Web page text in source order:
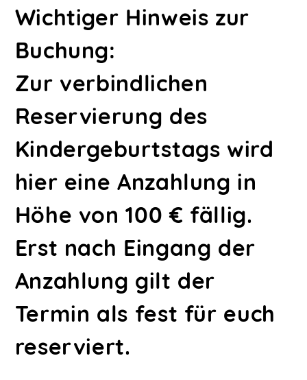
Wichtiger Hinweis zur
Buchung:
Zur verbindlichen
Reservierung des
Kindergeburtstags wird
hier eine Anzahlung in
Höhe von 100 € fällig.
Erst nach Eingang der
Anzahlung gilt der
Termin als fest für euch
reserviert.